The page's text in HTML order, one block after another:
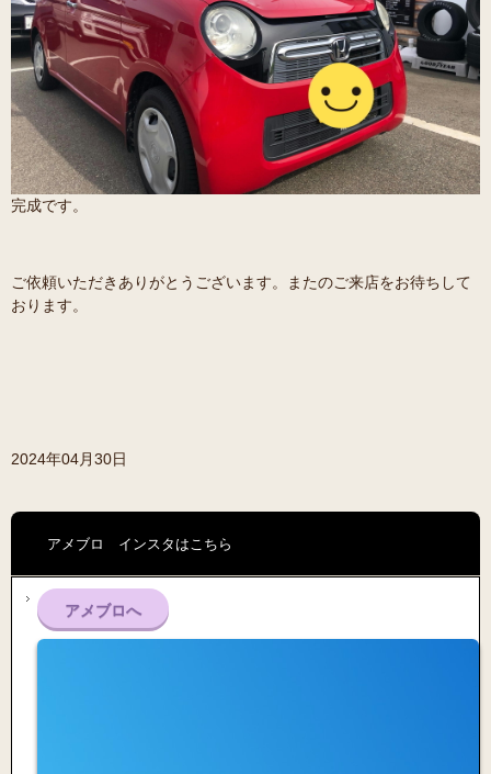
完成です。
ご依頼いただきありがとうございます。またのご来店をお待ちして
おります。
2024年04月30日
アメブロ インスタはこちら
アメブロへ